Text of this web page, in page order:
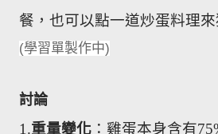
餐，也可以點一道炒蛋料理來
(學習單製作中)
討論
1.重量變化 ：雞蛋本身含有